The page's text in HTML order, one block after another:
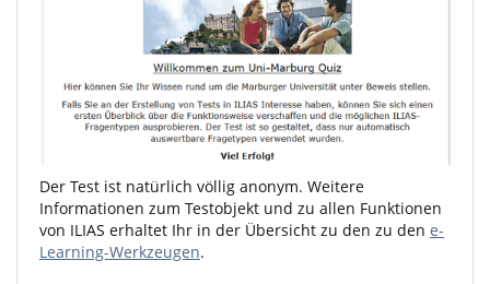
Der Test ist natürlich völlig anonym. Weitere
Informationen zum Testobjekt und zu allen Funktionen
von ILIAS erhaltet Ihr in der Übersicht zu den zu den e-
Learning-Werkzeugen.